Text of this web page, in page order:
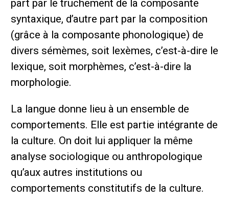
part par le truchement de la composante
syntaxique, d’autre part par la composition
(grâce à la composante phonologique) de
divers sémèmes, soit lexèmes, c’est-à-dire le
lexique, soit morphèmes, c’est-à-dire la
morphologie.
La langue donne lieu à un ensemble de
comportements. Elle est partie intégrante de
la culture. On doit lui appliquer la même
analyse sociologique ou anthropologique
qu’aux autres institutions ou
comportements constitutifs de la culture.